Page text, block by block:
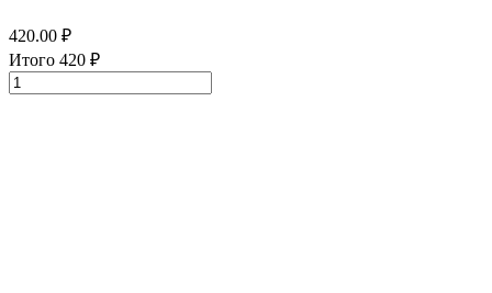
420.00 ₽
Итого 420 ₽